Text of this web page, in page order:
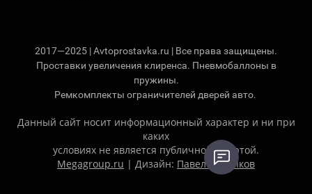
2017—2025 | Avtoprostavka.ru | Все права защищены.
Проставки увеличения клиренса. Пневмобаллоны в
пружины.
Ремкомплекты ограничителей дверей авто.
Данный сайт носит информационный характер и ни при
каких
условиях не является публичной офертой.
Megagroup.ru | Дизайн: Павел Ситников